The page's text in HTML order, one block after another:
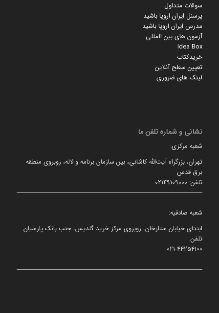
سوالات متداول
پرسنل ایران اروپا باشید
مدرس ایران اروپا باشید
آزمون های بین المللی
Idea Box
خریدکتاب
تعیین سطح آنلاین
لینک های ضروری
نشانی و شماره تلفن ما
شعبه مرکزی:
تهران، بزرگراه آیت‌الله کاشانی، بین سازمان برنامه و لاله، روبروی منطقه
برق قدس
تلفن: 02149109000
شعبه صادقیه:
ابتدای خیابان ستارخان، روبروی مرکز خرید گلدیس، جنب بانک پارسیان
تلفن:
021-44254100